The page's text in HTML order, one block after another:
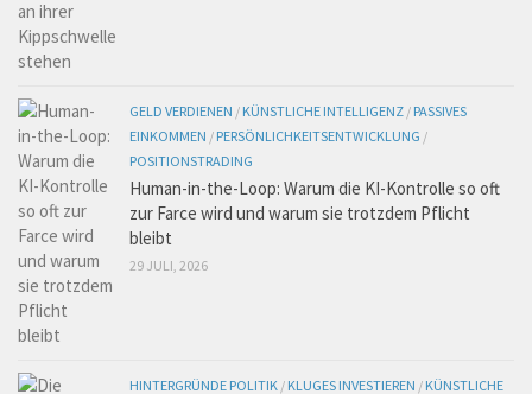
GELD VERDIENEN / KÜNSTLICHE INTELLIGENZ / PASSIVES
EINKOMMEN / PERSÖNLICHKEITSENTWICKLUNG /
POSITIONSTRADING
Human-in-the-Loop: Warum die KI-Kontrolle so oft
zur Farce wird und warum sie trotzdem Pflicht
bleibt
29 JULI, 2026
HINTERGRÜNDE POLITIK / KLUGES INVESTIEREN / KÜNSTLICHE